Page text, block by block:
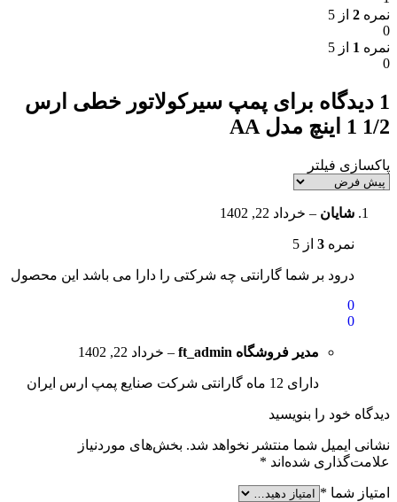
نمره 2 از 5
0
نمره 1 از 5
0
1 دیدگاه برای
پمپ سیرکولاتور خطی ارس
1/2 1 اینچ مدل AA
پاکسازی فیلتر
شایان – خرداد 22, 1402
نمره 3 از 5
درود بر شما گارانتی چه شرکتی را دارا می باشد این محصول
0
0
مدیر فروشگاه ft_admin
– خرداد 22, 1402
دارای 12 ماه گارانتی شرکت صنایع پمپ ارس ایران
دیدگاه خود را بنویسید
نشانی ایمیل شما منتشر نخواهد شد. بخش‌های موردنیاز
علامت‌گذاری شده‌اند *
امتیاز شما *